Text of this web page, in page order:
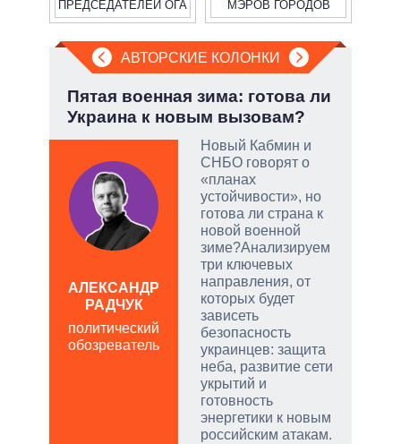
ПРЕДСЕДАТЕЛЕЙ ОГА МЭРОВ ГОРОДОВ
АВТОРСКИЕ КОЛОНКИ
Пятая военная зима: готова ли
Украина к новым вызовам?
Новый Кабмин и
СНБО говорят о
«планах
устойчивости», но
готова ли страна к
новой военной
зиме?Анализируем
три ключевых
направления, от
которых будет
зависеть
безопасность
украинцев: защита
неба, развитие сети
укрытий и
готовность
энергетики к новым
российским атакам.
АЛЕКСАНДР
РАДЧУК
политический
обозреватель